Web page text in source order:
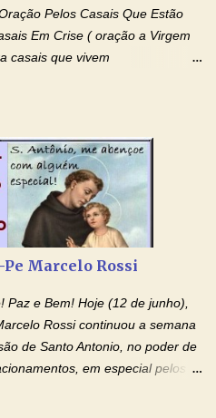
Pelos Casais Que Estão
Em Crise ( oração a Virgem
casais que vivem
de Fé, pela cura dos
está doente? Você está
de Fé e entre nesta corrente
o Amor Ágape de Jesus curar e
Adriana-Devoção e Fé
Separados Casais que estão
de outras pessoas no
espiritualmente, a relação do
esposo ou esposa diante de
os laços ...
Pe Marcelo Rossi
e Bem! Hoje (12 de junho),
Rossi continuou a semana
de Santo Antonio, no poder de
em especial pelos